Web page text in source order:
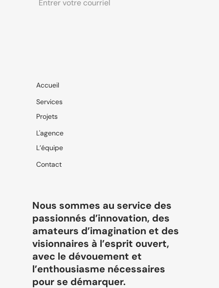
Le marketing n’est pas la vente (et c’est
Nous sommes au service des
passionnés d’innovation, des
amateurs d’imagination et des
visionnaires à l’esprit ouvert,
avec le dévouement et
l’enthousiasme nécessaires
pour se démarquer.
Accueil
Services
Projets
L'agence
L’équipe
Contact